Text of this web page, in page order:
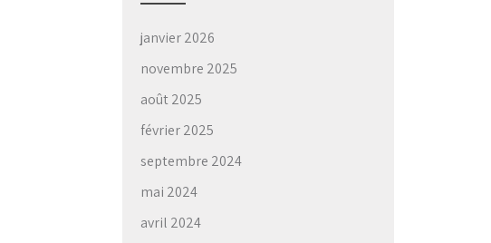
janvier 2026
novembre 2025
août 2025
février 2025
septembre 2024
mai 2024
avril 2024